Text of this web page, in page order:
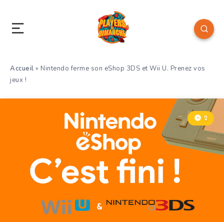
Accueil » Nintendo ferme son eShop 3DS et Wii U. Prenez vos
jeux !
2